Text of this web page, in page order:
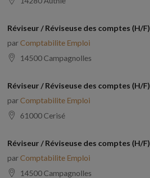
Réviseur / Réviseuse des comptes (H/F)
parComptabilite Emploi
14500 Campagnolles
Réviseur / Réviseuse des comptes (H/F)
parComptabilite Emploi
61000 Cerisé
Réviseur / Réviseuse des comptes (H/F)
parComptabilite Emploi
14500 Campagnolles